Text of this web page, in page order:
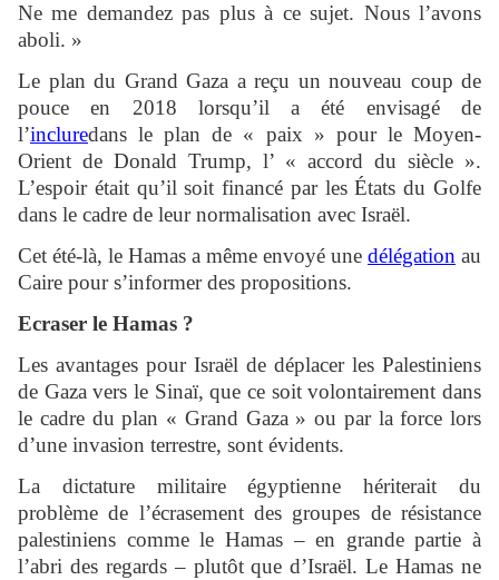
Ne me demandez pas plus à ce sujet. Nous l’avons
aboli. »
Le plan du Grand Gaza a reçu un nouveau coup de
pouce en 2018 lorsqu’il a été envisagé de
l’incluredans le plan de « paix » pour le Moyen-
Orient de Donald Trump, l’ « accord du siècle ».
L’espoir était qu’il soit financé par les États du Golfe
dans le cadre de leur normalisation avec Israël.
Cet été-là, le Hamas a même envoyé une délégation au
Caire pour s’informer des propositions.
Ecraser le Hamas ?
Les avantages pour Israël de déplacer les Palestiniens
de Gaza vers le Sinaï, que ce soit volontairement dans
le cadre du plan « Grand Gaza » ou par la force lors
d’une invasion terrestre, sont évidents.
La dictature militaire égyptienne hériterait du
problème de l’écrasement des groupes de résistance
palestiniens comme le Hamas – en grande partie à
l’abri des regards – plutôt que d’Israël. Le Hamas ne